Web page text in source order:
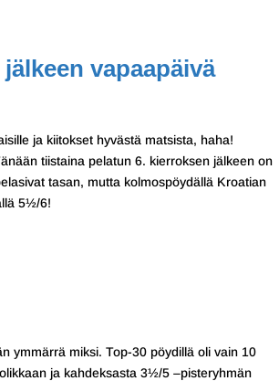
vapaapäivä
ja kiitokset hyvästä matsista, haha!
tiistaina pelatun 6. kierroksen jälkeen on
tasan, mutta kolmospöydällä Kroatian
5½/6!
ymmärrä miksi. Top-30 pöydillä oli vain 10
ja kahdeksasta 3½/5 –pisteryhmän